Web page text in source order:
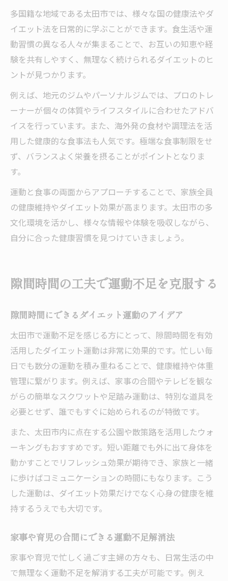
多国籍な地域である太田市では、様々な国の健康法やダ
イエット法を日常的に学ぶことができます。食生活や運
動習慣の異なる人々が集まることで、お互いの知恵や経
験を共有しやすく、無理なく続けられるダイエットのヒ
ントが見つかります。
例えば、地元のジムやパーソナルジムでは、プロのトレ
ーナーが個々の体質やライフスタイルに合わせたアドバ
イスを行っています。また、海外発の食材や調理法を活
用した健康的な食事法も人気です。極端な食事制限をせ
ず、バランスよく栄養を摂ることがポイントとなりま
す。
運動と食事の両面からアプローチすることで、家族全員
の健康維持やダイエット効果が高まります。太田市の多
文化環境を活かし、様々な情報や体験を吸収しながら、
自分に合った健康習慣を見つけていきましょう。
隙間時間の工夫で運動不足を克服する
隙間時間にできるダイエット運動のアイデア
太田市で運動不足を感じる方にとって、隙間時間を有効
活用したダイエット運動は非常に効果的です。忙しい毎
日でも数分の運動を積み重ねることで、健康維持や体重
管理に繋がります。例えば、家事の合間やテレビを観な
がらの簡単なスクワットや足踏み運動は、特別な道具を
必要とせず、誰でもすぐに始められるのが特徴です。
また、太田市内に点在する公園や散策路を活用したウォ
ーキングもおすすめです。短い距離でも外に出て身体を
動かすことでリフレッシュ効果が期待でき、家族と一緒
に歩けばコミュニケーションの時間にもなります。こう
した運動は、ダイエット効果だけでなく心身の健康を維
持するうえでも大切です。
家事や育児の合間にできる運動不足解消法
家事や育児で忙しく過ごす主婦の方々も、日常生活の中
で無理なく運動不足を解消する工夫が可能です。例え